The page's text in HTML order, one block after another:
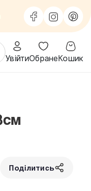
УвійтиОбранеКошик
Поділитись